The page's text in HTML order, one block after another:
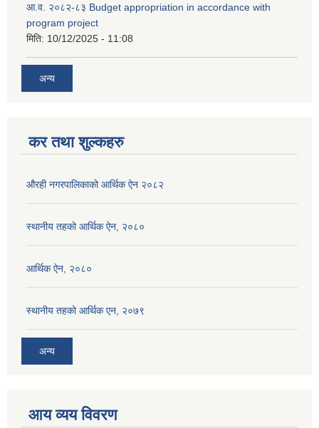
आ.व. २०८२-८३ Budget appropriation in accordance with
program project
मिति: 10/12/2025 - 11:08
अन्य
कर तथा शुल्कहरु
औरही नगरपालिकाको आर्थिक ऐन २०८२
स्थानीय तहको आर्थिक ऐन, २०८०
आर्थिक ऐन, २०८०
स्थानीय तहको आर्थिक एन, २०७९
अन्य
आय व्यय विवरण